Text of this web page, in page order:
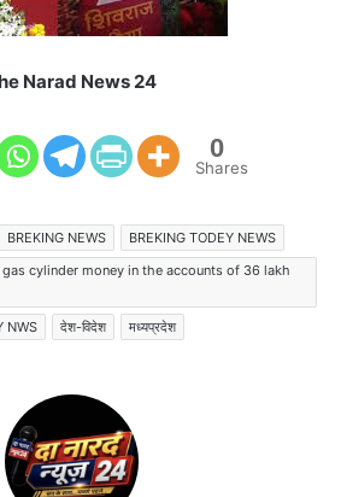
Narad News 24
0
Shares
BREKING NEWS
BREKING TODEY NEWS
cylinder money in the accounts of 36 lakh
NWS देश-विदेश मध्यप्रदेश